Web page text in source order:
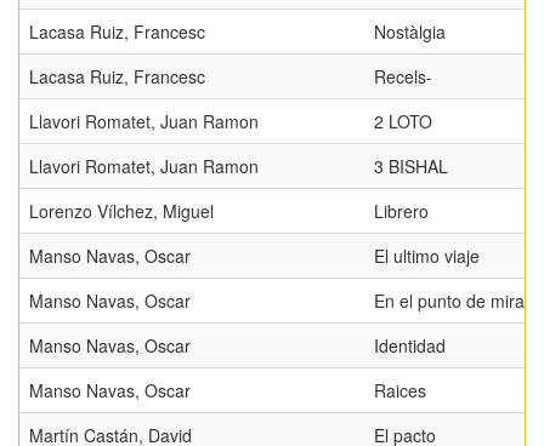
Lacasa Ruiz, Francesc
Nostàlgia
Lacasa Ruiz, Francesc
Recels-
Llavori Romatet, Juan Ramon
2 LOTO
Llavori Romatet, Juan Ramon
3 BISHAL
Lorenzo Vílchez, Miguel
Librero
Manso Navas, Oscar
El ultimo viaje
Manso Navas, Oscar
En el punto de mira
Manso Navas, Oscar
Identidad
Manso Navas, Oscar
Raices
Martín Castán, David
El pacto